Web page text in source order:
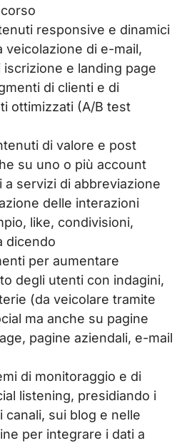
responsive e dinamici
veicolazione di e-mail,
e landing page
di clienti e di
ottimizzati (A/B test
di valore e post
su uno o più account
a servizi di abbreviazione
delle interazioni
like, condivisioni,
dicendo
per aumentare
degli utenti con indagini,
(da veicolare tramite
ma anche su pagine
pagine aziendali, e-mail
di monitoraggio e di
listening, presidiando i
canali, sui blog e nelle
per integrare i dati a